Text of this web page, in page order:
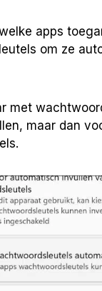
apps
om ze
met
maar dan